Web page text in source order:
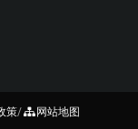
策/ 网站地图